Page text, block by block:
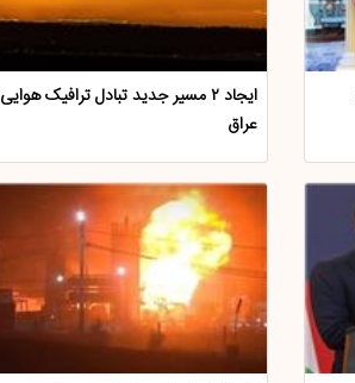
ایجاد ۲ مسیر جدید تبادل ترافیک
عراق